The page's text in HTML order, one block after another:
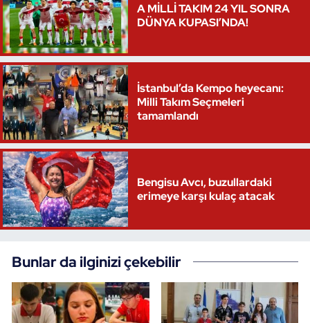
A MİLLİ TAKIM 24 YIL SONRA
DÜNYA KUPASI’NDA!
İstanbul’da Kempo heyecanı:
Milli Takım Seçmeleri
tamamlandı
Bengisu Avcı, buzullardaki
erimeye karşı kulaç atacak
Bunlar da ilginizi çekebilir